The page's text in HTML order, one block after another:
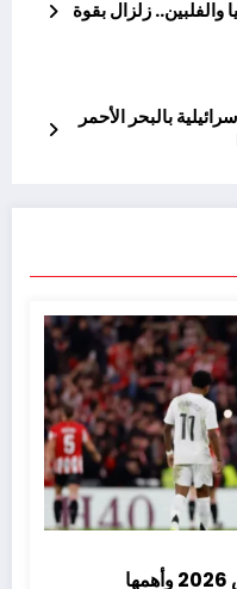
زلزال بقوة
بالبحر الأحمر
مباريات اليوم السبت 8 أغسطس 2026 وأهمها